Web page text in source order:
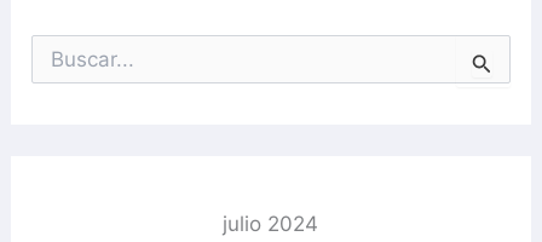
u
julio 2024